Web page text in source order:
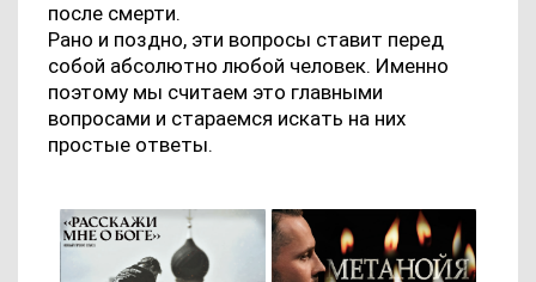
после смерти.
Рано и поздно, эти вопросы ставит перед
собой абсолютно любой человек. Именно
поэтому мы считаем это главными
вопросами и стараемся искать на них
простые ответы.